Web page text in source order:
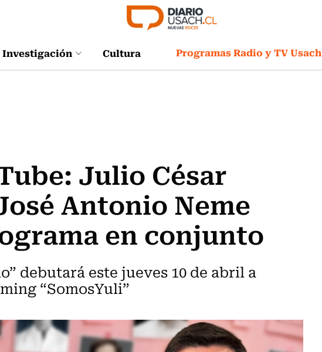
Investigación Cultura Programas Radio y TV Usach
Julio César
Antonio Neme
en conjunto
debutará este jueves 10 de abril a
“SomosYuli”